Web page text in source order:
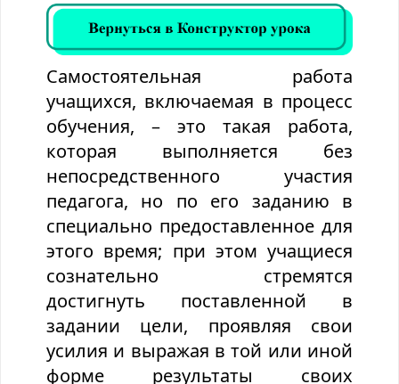
Самостоятельная работа
учащихся, включаемая в процесс
обучения, – это такая работа,
которая выполняется без
непосредственного участия
педагога, но по его заданию в
специально предоставленное для
этого время; при этом учащиеся
сознательно стремятся
достигнуть поставленной в
задании цели, проявляя свои
усилия и выражая в той или иной
форме результаты своих